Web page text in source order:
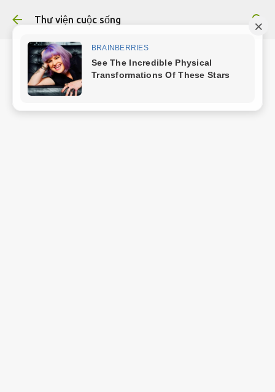
Chuyển đến nội dung chính
Thư viện cuộc sống